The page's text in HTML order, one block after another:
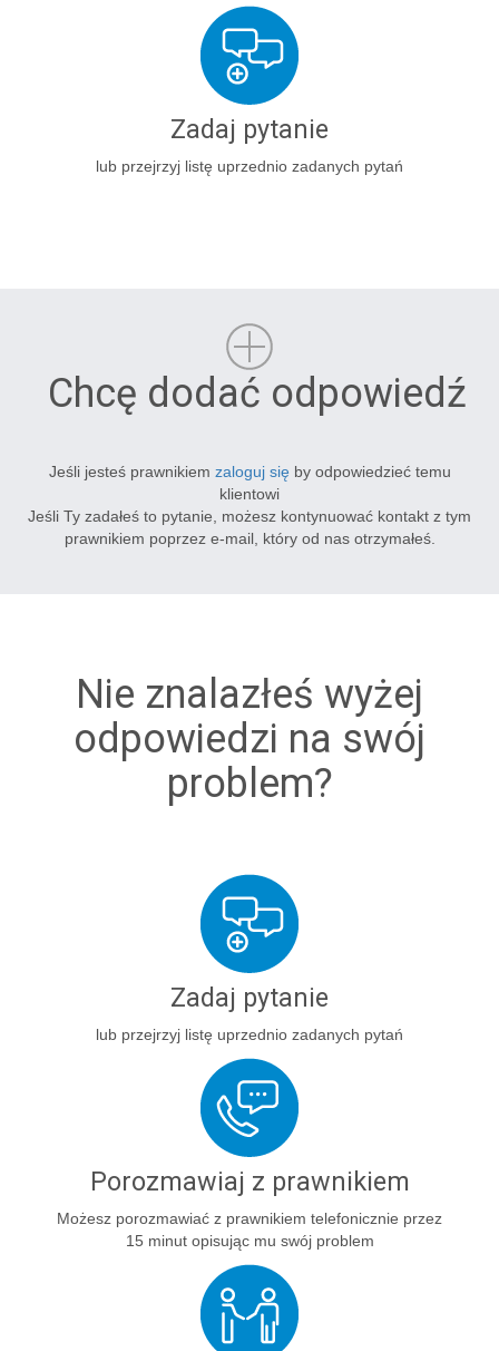
Zadaj pytanie
lub przejrzyj listę uprzednio zadanych pytań
Chcę dodać odpowiedź
Jeśli jesteś prawnikiem zaloguj się by odpowiedzieć temu
klientowi
Jeśli Ty zadałeś to pytanie, możesz kontynuować kontakt z tym
prawnikiem poprzez e-mail, który od nas otrzymałeś.
Nie znalazłeś wyżej
odpowiedzi na swój
problem?
Zadaj pytanie
lub przejrzyj listę uprzednio zadanych pytań
Porozmawiaj z prawnikiem
Możesz porozmawiać z prawnikiem telefonicznie przez
15 minut opisując mu swój problem